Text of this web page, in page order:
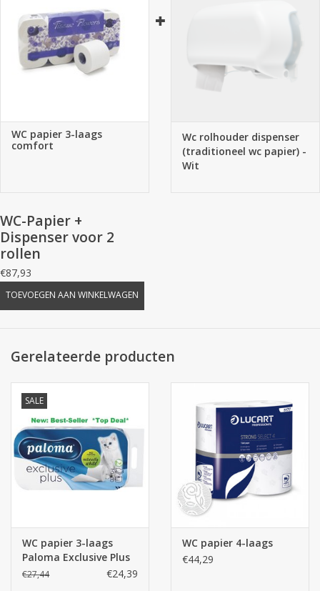
WC papier 3-laags
comfort
Wc rolhouder dispenser
(traditioneel wc papier) -
Wit
WC-Papier +
Dispenser voor 2
rollen
€87,93
TOEVOEGEN AAN WINKELWAGEN
Gerelateerde producten
SALE
WC papier 3-laags
Paloma Exclusive Plus
48 rollen
€27,44 €24,39
WC papier 4-laags
€44,29